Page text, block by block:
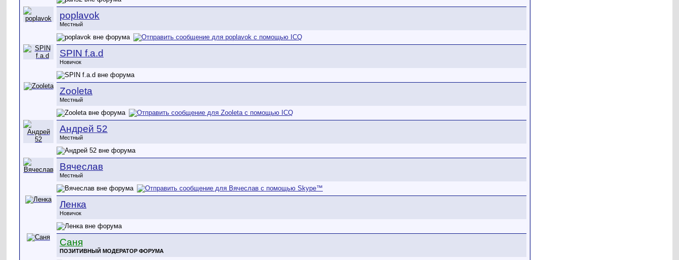
poplavok
Местный
SPIN f.a.d
Новичок
Zooleta
Местный
Андрей 52
Местный
Вячеслав
Местный
Ленка
Новичок
Саня
ПОЗИТИВНЫЙ МОДЕРАТОР ФОРУМА